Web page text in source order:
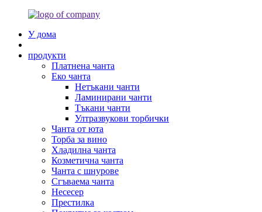
У дома
продукти
Платнена чанта
Еко чанта
Нетъкани чанти
Ламинирани чанти
Тъкани чанти
Ултразвукови торбички
Чанта от юта
Торба за вино
Хладилна чанта
Козметична чанта
Чанта с шнурове
Сгъваема чанта
Несесер
Престилка